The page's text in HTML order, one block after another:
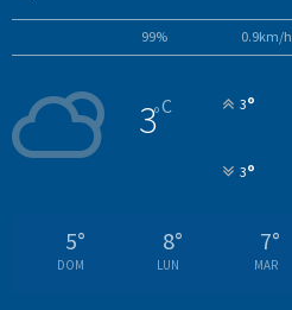
99% 0.9km/h
3°C 3°
3°
5°
DOM
8°
LUN
7°
MAR